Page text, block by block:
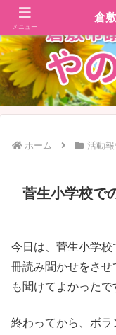
ホーム 活動報
菅生小学校で
今日は、菅生小学
冊読み聞かせをさ
も聞けてよかったで
終わってから、ボ
メニュー
倉